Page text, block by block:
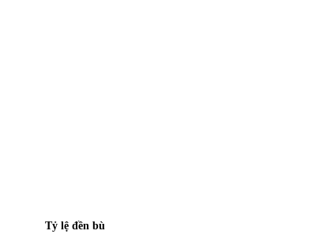
Tỷ lệ đền bù